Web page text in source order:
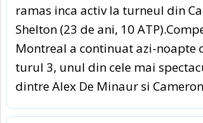
ramas inca activ la turneul din
Shelton (23 de ani, 10
Montreal a continuat azi-noapte
turul 3, unul din cele mai
dintre Alex De Minaur si